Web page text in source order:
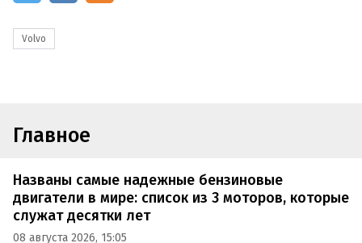
Volvo
Главное
Названы самые надежные бензиновые
двигатели в мире: список из 3 моторов, которые
служат десятки лет
08 августа 2026, 15:05